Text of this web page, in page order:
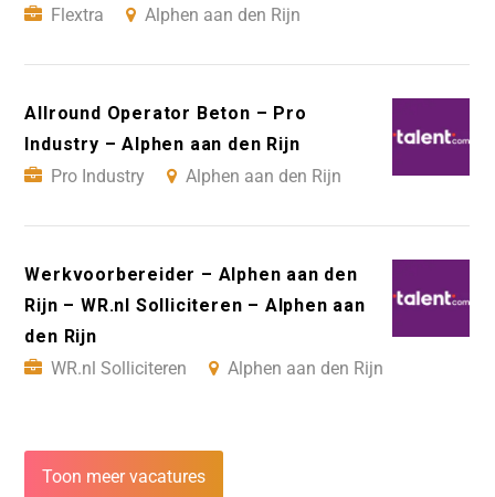
Flextra
Alphen aan den Rijn
Allround Operator Beton – Pro
Industry – Alphen aan den Rijn
Pro Industry
Alphen aan den Rijn
Werkvoorbereider – Alphen aan den
Rijn – WR.nl Solliciteren – Alphen aan
den Rijn
WR.nl Solliciteren
Alphen aan den Rijn
Toon meer vacatures